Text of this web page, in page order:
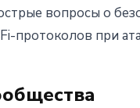
вопросы о
протоколов при